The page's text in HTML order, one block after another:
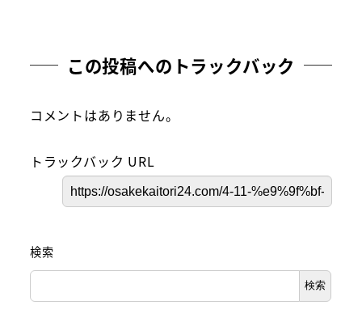
この投稿へのトラックバック
コメントはありません。
トラックバック URL
検索
検索